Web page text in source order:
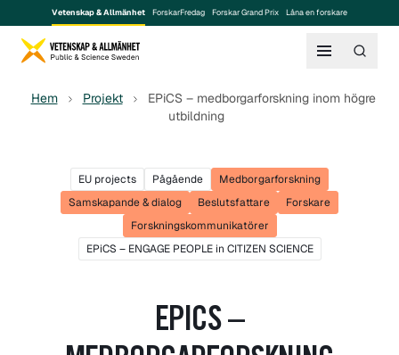
Vetenskap & Allmänhet ForskarFredag Forskar Grand Prix Låna en forskare
Hem Projekt
EPiCS – medborgarforskning inom högre
utbildning
EU projects Pågående
Medborgarforskning
Samskapande & dialog
Beslutsfattare
Forskare
Forskningskommunikatörer
EPiCS – ENGAGE PEOPLE in CITIZEN SCIENCE
EPICS –